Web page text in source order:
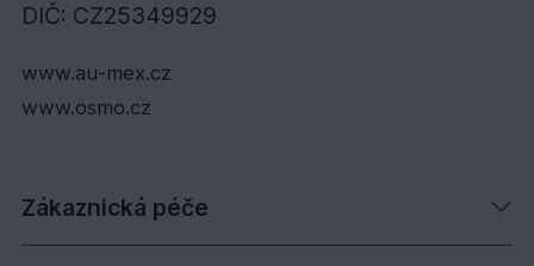
DIČ: CZ25349929
www.au-mex.cz
www.osmo.cz
Zákaznická péče